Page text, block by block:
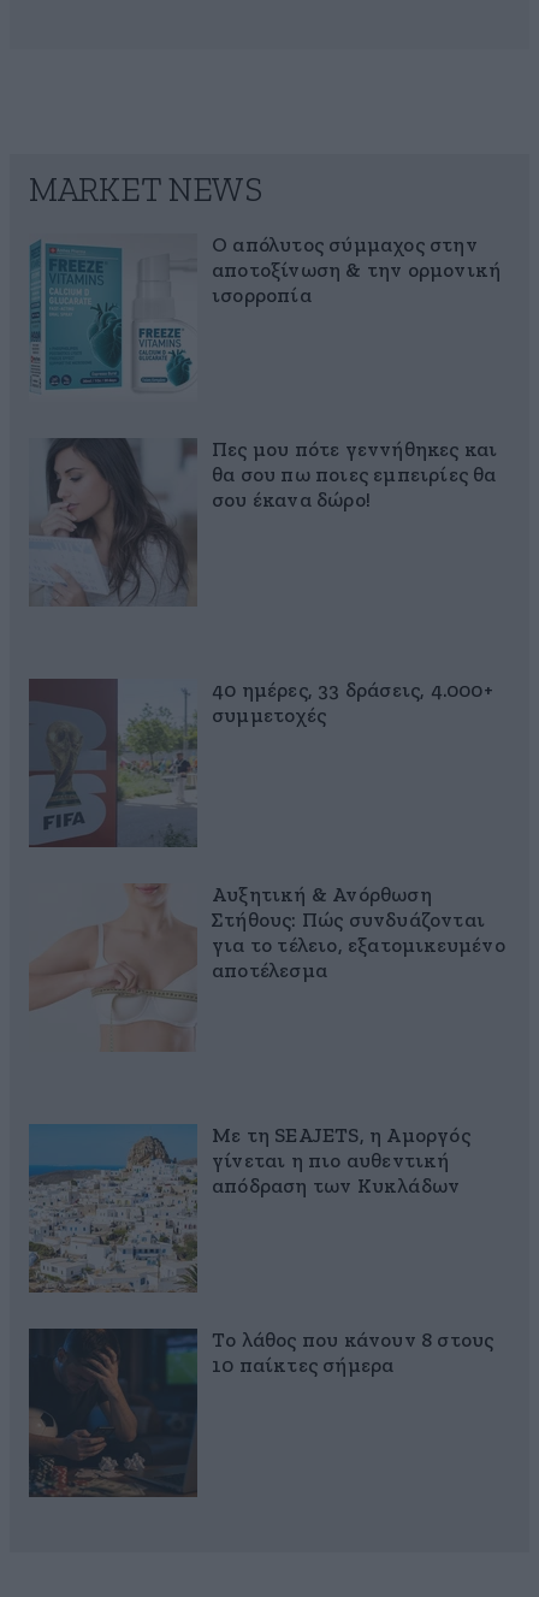
MARKET NEWS
Ο απόλυτος σύμμαχος στην
αποτοξίνωση & την ορμονική
ισορροπία
Πες μου πότε γεννήθηκες και
θα σου πω ποιες εμπειρίες θα
σου έκανα δώρο!
40 ημέρες, 33 δράσεις, 4.000+
συμμετοχές
Αυξητική & Ανόρθωση
Στήθους: Πώς συνδυάζονται
για το τέλειο, εξατομικευμένο
αποτέλεσμα
Με τη SEAJETS, η Αμοργός
γίνεται η πιο αυθεντική
απόδραση των Κυκλάδων
Το λάθος που κάνουν 8 στους
10 παίκτες σήμερα